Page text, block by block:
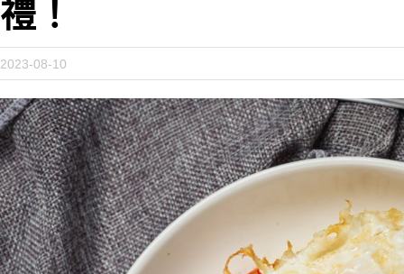
禮！
2023-08-10